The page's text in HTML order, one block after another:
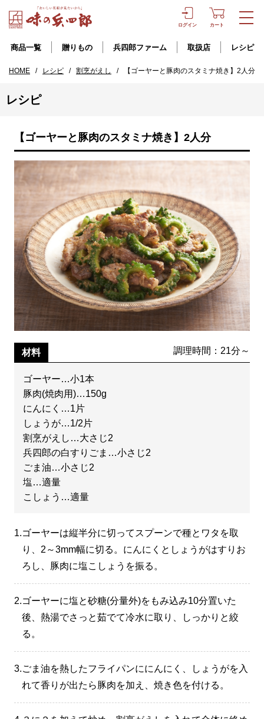
ログイン カート
商品一覧 贈りもの 兵四郎ファーム 取扱店 レシピ
HOME / レシピ / 割烹がえし / 【ゴーヤーと豚肉のスタミナ焼き】2人分
レシピ
【ゴーヤーと豚肉のスタミナ焼き】2人分
材料 調理時間：21分～
ゴーヤー…小1本
豚肉(焼肉用)…150g
にんにく…1片
しょうが…1/2片
割烹がえし…大さじ2
兵四郎の白すりごま…小さじ2
ごま油…小さじ2
塩…適量
こしょう…適量
1.ゴーヤーは縦半分に切ってスプーンで種とワタを取
り、2～3mm幅に切る。にんにくとしょうがはすりお
ろし、豚肉に塩こしょうを振る。
2.ゴーヤーに塩と砂糖(分量外)をもみ込み10分置いた
後、熱湯でさっと茹でて冷水に取り、しっかりと絞
る。
3.ごま油を熱したフライパンににんにく、しょうがを入
れて香りが出たら豚肉を加え、焼き色を付ける。